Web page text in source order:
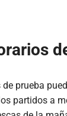
prueba
partidos a